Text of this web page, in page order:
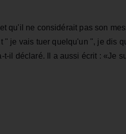
qu'il ne considérait pas son
" je vais tuer quelqu'un ", je dis
il déclaré. Il a aussi écrit : «Je